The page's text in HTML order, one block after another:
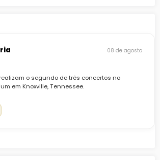
08 de agosto
o segundo de três concertos no
em Knoxville, Tennessee.